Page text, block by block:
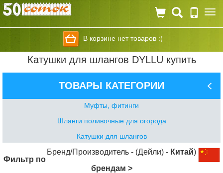
В корзине нет товаров :(
Катушки для шлангов DYLLU купить
ТОВАРЫ КАТЕГОРИИ
Муфты, фитинги
Шланги поливочные для огорода
Катушки для шлангов
Бренд/Производитель - (Дейли) - Китай)
Фильтр по
брендам >